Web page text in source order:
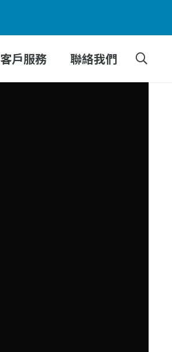
客戶服務 聯絡我們